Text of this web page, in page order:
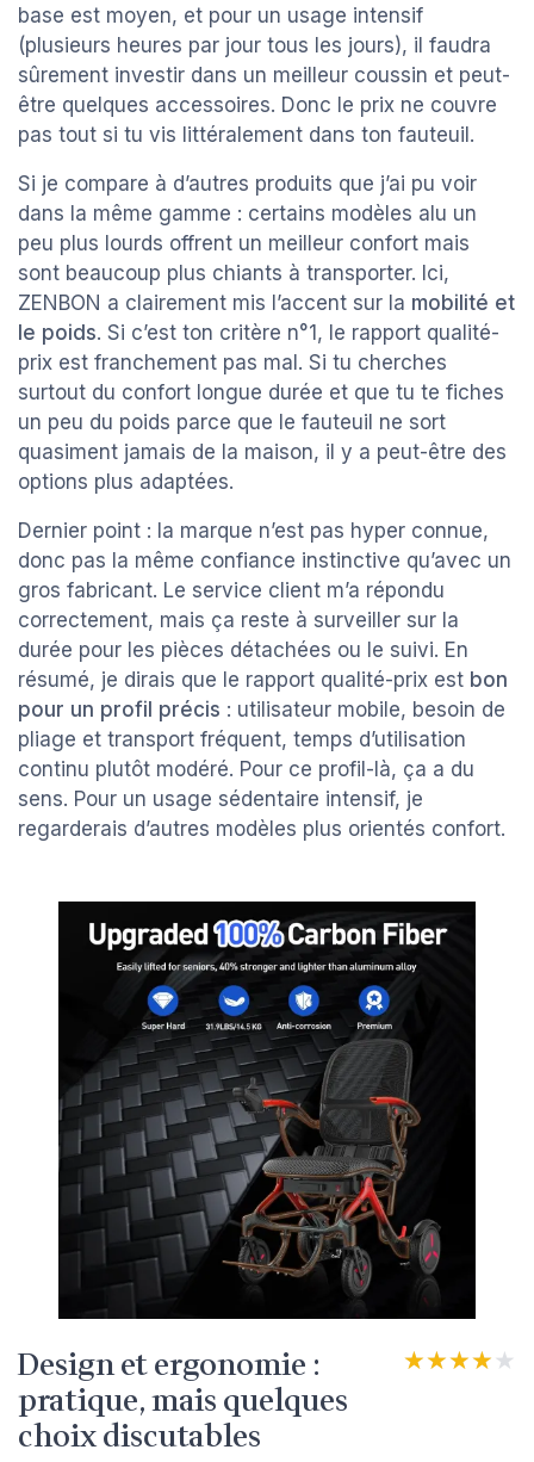
base est moyen, et pour un usage intensif
(plusieurs heures par jour tous les jours), il faudra
sûrement investir dans un meilleur coussin et peut-
être quelques accessoires. Donc le prix ne couvre
pas tout si tu vis littéralement dans ton fauteuil.
Si je compare à d’autres produits que j’ai pu voir
dans la même gamme : certains modèles alu un
peu plus lourds offrent un meilleur confort mais
sont beaucoup plus chiants à transporter. Ici,
ZENBON a clairement mis l’accent sur la mobilité et
le poids. Si c’est ton critère n°1, le rapport qualité-
prix est franchement pas mal. Si tu cherches
surtout du confort longue durée et que tu te fiches
un peu du poids parce que le fauteuil ne sort
quasiment jamais de la maison, il y a peut-être des
options plus adaptées.
Dernier point : la marque n’est pas hyper connue,
donc pas la même confiance instinctive qu’avec un
gros fabricant. Le service client m’a répondu
correctement, mais ça reste à surveiller sur la
durée pour les pièces détachées ou le suivi. En
résumé, je dirais que le rapport qualité-prix est bon
pour un profil précis : utilisateur mobile, besoin de
pliage et transport fréquent, temps d’utilisation
continu plutôt modéré. Pour ce profil-là, ça a du
sens. Pour un usage sédentaire intensif, je
regarderais d’autres modèles plus orientés confort.
Design et ergonomie :
pratique, mais quelques
choix discutables
★★★★★
★★★★★